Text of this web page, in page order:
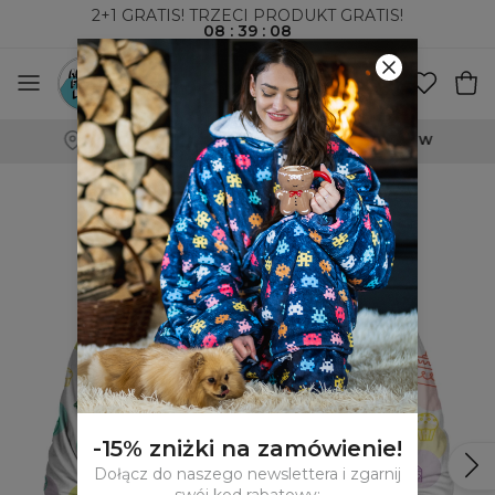
2+1 GRATIS! TRZECI PRODUKT GRATIS!
08 :39 : 07
WYSYŁKA ZA POBRANIEM I DO PACZKOMATÓW
-15% zniżki na zamówienie!
Dołącz do naszego newslettera i zgarnij